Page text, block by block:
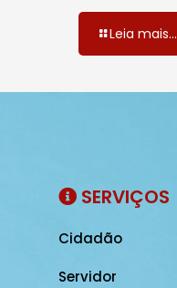
Leia mais...
SERVIÇOS
Cidadão
Servidor